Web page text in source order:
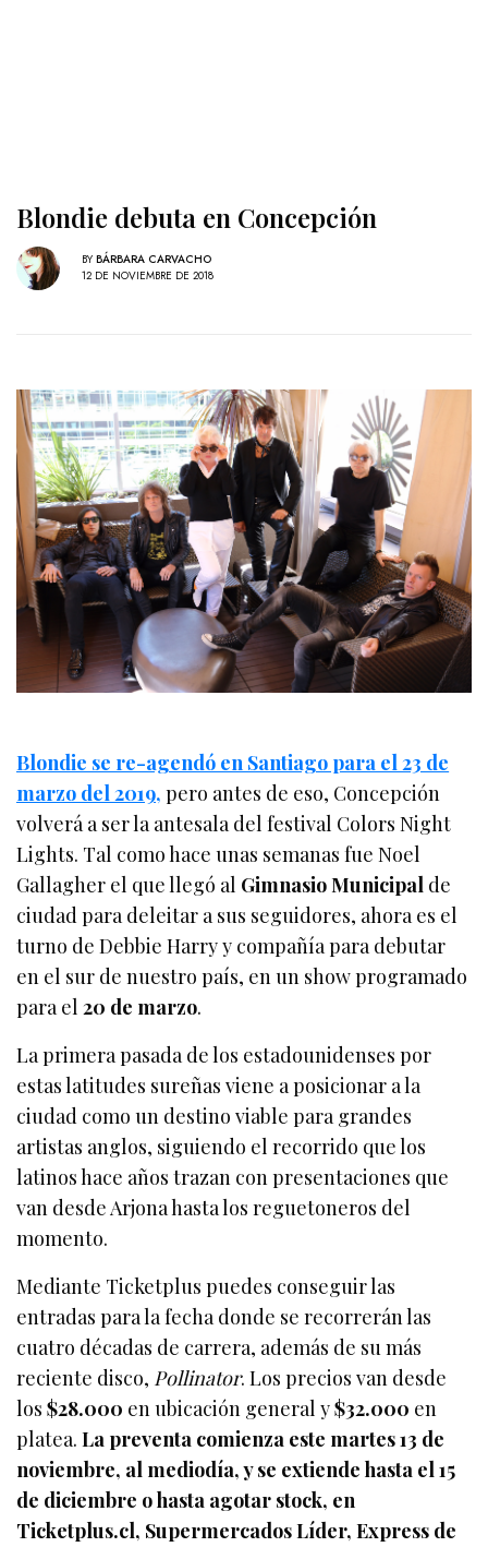
Blondie debuta en Concepción
BY BÁRBARA CARVACHO
12 DE NOVIEMBRE DE 2018
Blondie se re-agendó en Santiago para el 23 de
marzo del 2019, pero antes de eso, Concepción
volverá a ser la antesala del festival Colors Night
Lights. Tal como hace unas semanas fue Noel
Gallagher el que llegó al Gimnasio Municipal de
ciudad para deleitar a sus seguidores, ahora es el
turno de Debbie Harry y compañía para debutar
en el sur de nuestro país, en un show programado
para el20 de marzo.
La primera pasada de los estadounidenses por
estas latitudes sureñas viene a posicionar a la
ciudad como un destino viable para grandes
artistas anglos, siguiendo el recorrido que los
latinos hace años trazan con presentaciones que
van desde Arjona hasta los reguetoneros del
momento.
Mediante Ticketplus puedes conseguir las
entradas para la fecha donde se recorrerán las
cuatro décadas de carrera, además de su más
reciente disco, Pollinator. Los precios van desde
los $28.000 en ubicación general y$32.000 en
platea.La preventa comienza este martes 13 de
noviembre, al mediodía, y se extiende hasta el 15
de diciembre o hasta agotar stock, en
Ticketplus.cl, Supermercados Líder, Express de